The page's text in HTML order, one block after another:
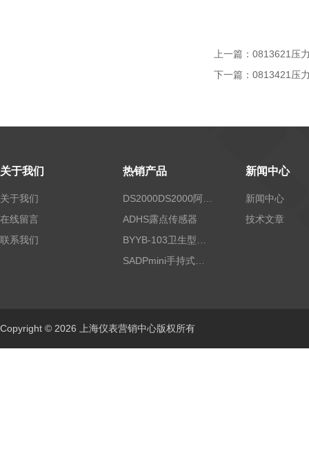
上一篇： 0813621压
下一篇： 0813421压
关于我们
关于我们
在线留言
联系我们
热销产品
ADHS露点传感器
新闻中心
新闻中心
技术文章
Copyright © 2026 上海仪表营销中心版权所有